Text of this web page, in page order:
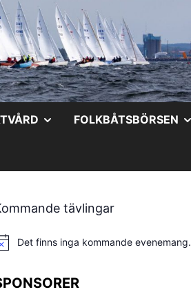
VISAFOLKBÅTSBÖRSEN
tävlingar
Det finns inga kommande evenemang.